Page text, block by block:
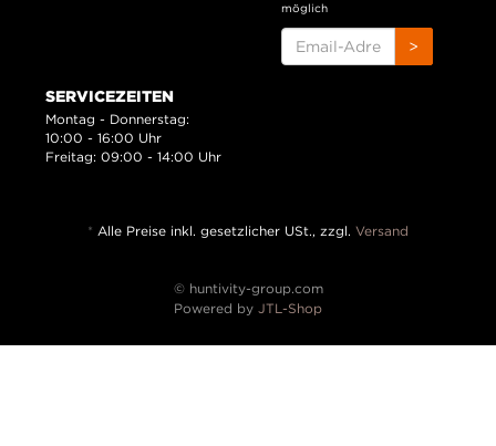
möglich
EMAIL-
ADRESSE
>
SERVICEZEITEN
Montag - Donnerstag:
10:00 - 16:00 Uhr
Freitag: 09:00 - 14:00 Uhr
* Alle Preise inkl. gesetzlicher USt., zzgl. Versand
© huntivity-group.com
Powered by
JTL-Shop